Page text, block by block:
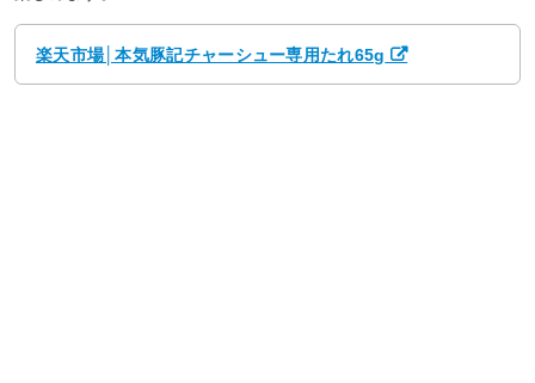
楽天市場│本気豚記チャーシュー専用たれ65g